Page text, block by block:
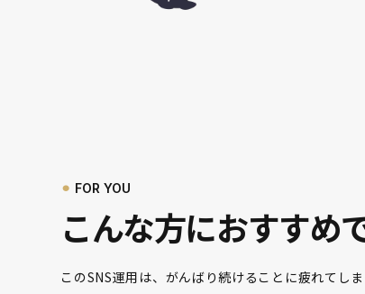
⚫︎ FOR YOU
こんな方におすすめ
このSNS運用は、がんばり続けることに疲れてし